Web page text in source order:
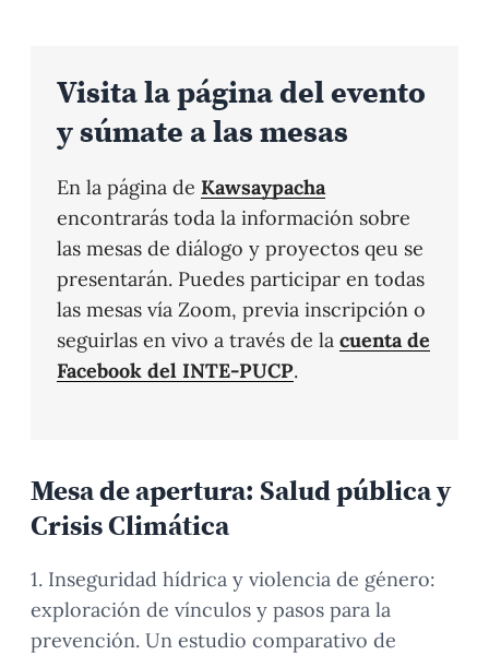
Visita la página del evento
y súmate a las mesas
En la página de Kawsaypacha
encontrarás toda la información sobre
las mesas de diálogo y proyectos qeu se
presentarán. Puedes participar en todas
las mesas vía Zoom, previa inscripción o
seguirlas en vivo a través de la cuenta de
Facebook del INTE-PUCP.
Mesa de apertura: Salud pública y
Crisis Climática
1. Inseguridad hídrica y violencia de género:
exploración de vínculos y pasos para la
prevención. Un estudio comparativo de